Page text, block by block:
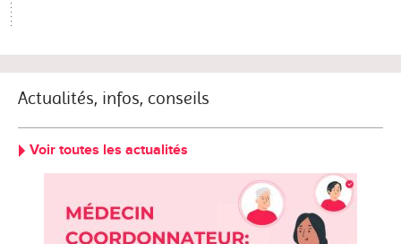
Actualités, infos, conseils
Voir toutes les actualités